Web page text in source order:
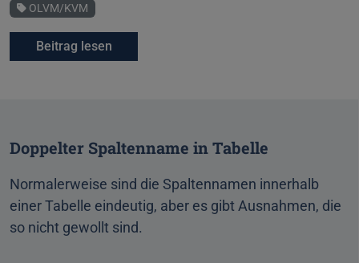
Schlagwort
OLVM/KVM
Beitrag lesen
Doppelter Spaltenname in Tabelle
Normalerweise sind die Spaltennamen innerhalb
einer Tabelle eindeutig, aber es gibt Ausnahmen, die
so nicht gewollt sind.